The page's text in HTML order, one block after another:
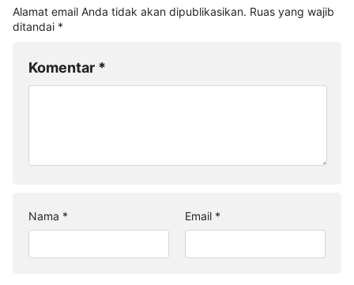
Alamat email Anda tidak akan dipublikasikan. Ruas yang wajib
ditandai *
Komentar *
Nama * Email *